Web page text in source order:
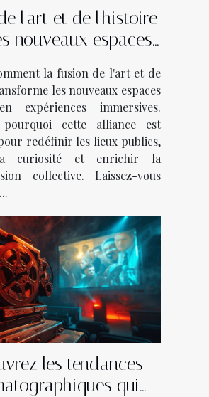
l'art et de l'histoire
nouveaux espaces
la fusion de l'art et de
les nouveaux espaces
expériences immersives.
pourquoi cette alliance est
redéfinir les lieux publics,
curiosité et enrichir la
collective. Laissez-vous
les tendances
qui